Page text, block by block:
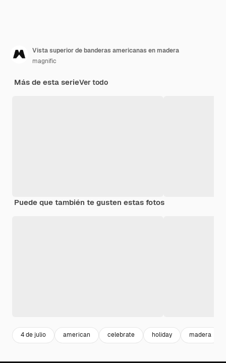
Vista superior de banderas americanas en madera
magnific
Más de esta serieVer todo
Puede que también te gusten estas fotos
4 de julio american celebrate holiday madera